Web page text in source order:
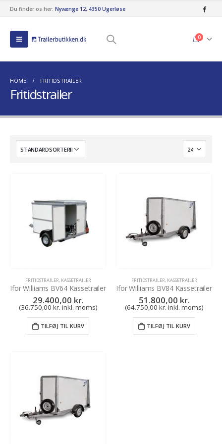
Du finder os her: Nyvænge 12, 4350 Ugerløse
0
HOME FRITIDSTRAILER
Fritidstrailer
FRITIDSTRAILER, KASSETRAILER
Ifor Williams BV64 Kassetrailer
29.400,00 kr.
(36.750,00 kr.inkl. moms)
TILFØJ TIL KURV
FRITIDSTRAILER, KASSETRAILER
Ifor Williams BV84 Kassetrailer
51.800,00 kr.
(64.750,00 kr.inkl. moms)
TILFØJ TIL KURV